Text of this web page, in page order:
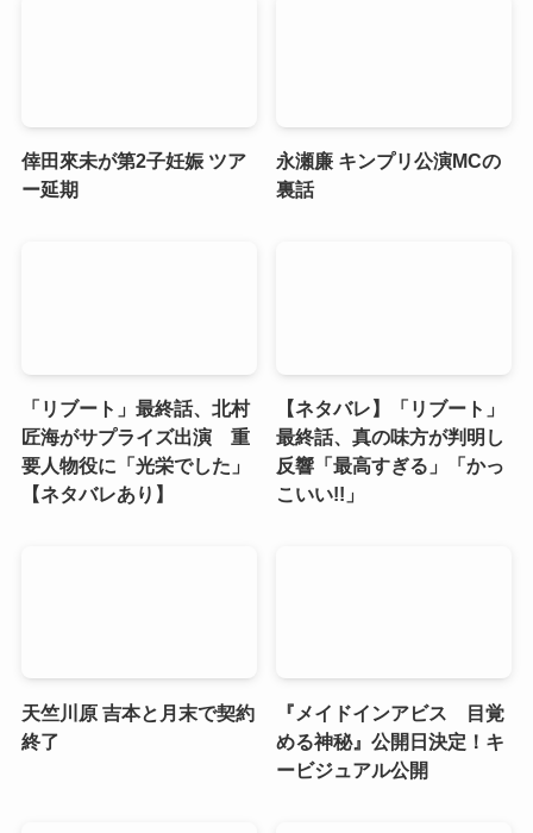
倖田來未が第2子妊娠 ツア
ー延期
永瀬廉 キンプリ公演MCの
裏話
「リブート」最終話、北村
匠海がサプライズ出演 重
要人物役に「光栄でした」
【ネタバレあり】
【ネタバレ】「リブート」
最終話、真の味方が判明し
反響「最高すぎる」「かっ
こいい!!」
天竺川原 吉本と月末で契約
終了
『メイドインアビス 目覚
める神秘』公開日決定！キ
ービジュアル公開